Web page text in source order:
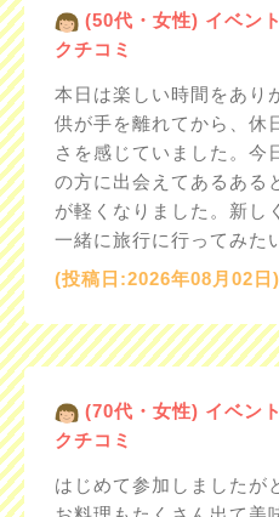
(50代・女性) イベン
クチコミ
本日は楽しい時間をあり
供が手を離れてから、休
さを感じていました。今
の方に出会えてあるある
が軽くなりました。新し
一緒に旅行に行ってみた
(投稿日:2026年08月02日)
(70代・女性) イベン
クチコミ
はじめて参加しましたが